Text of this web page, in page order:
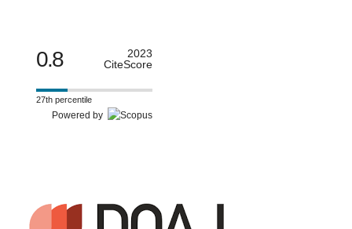
0.8
2023
CiteScore
27th percentile
Powered by